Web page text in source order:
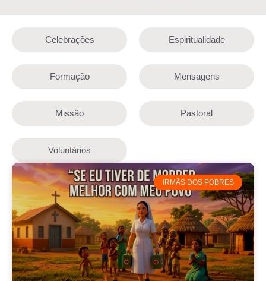
Celebrações Espiritualidade
Formação Mensagens
Missão Pastoral
Voluntários
IRMÃS DOS POBRES